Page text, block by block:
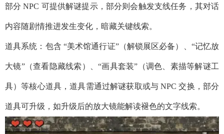
部分 NPC 可提供解谜提示，部分则会触发支线任务，其对话
内容随剧情推进发生变化，暗藏关键线索。​
道具系统：包含 “美术馆通行证”（解锁展区必备）、“记忆放
大镜”（查看隐藏线索）、“画具套装”（调色、素描等解谜工
具）等核心道具，道具需通过解谜获取或与 NPC 交换，部分
道具可升级，如升级后的放大镜能解读褪色的文字线索。​